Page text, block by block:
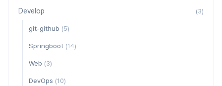
Develop (3)
git-github (5)
Springboot (14)
Web (3)
DevOps (10)